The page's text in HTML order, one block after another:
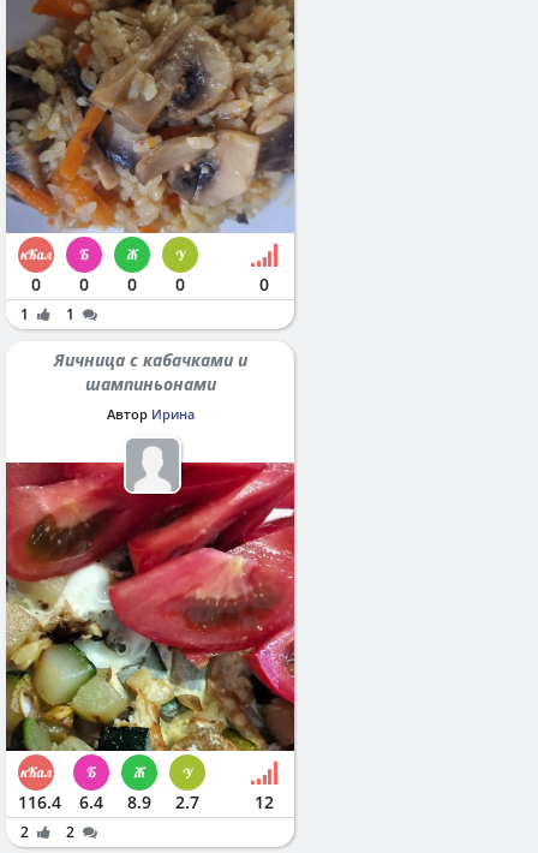
0 0 0 0 0
1 1
Яичница с кабачками и
шампиньонами
Автор Ирина
116.4 6.4 8.9 2.7 12
2 2